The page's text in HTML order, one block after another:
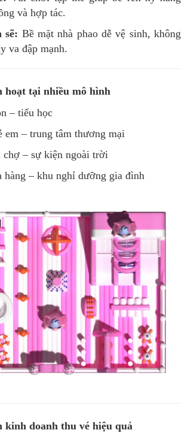
và hợp tác.
sẽ: Bề mặt nhà phao dễ vệ sinh, không
va đập mạnh.
hoạt tại nhiều mô hình
– tiểu học
– trung tâm thương mại
chợ – sự kiện ngoài trời
hàng – khu nghỉ dưỡng gia đình
kinh doanh thu vé hiệu quả